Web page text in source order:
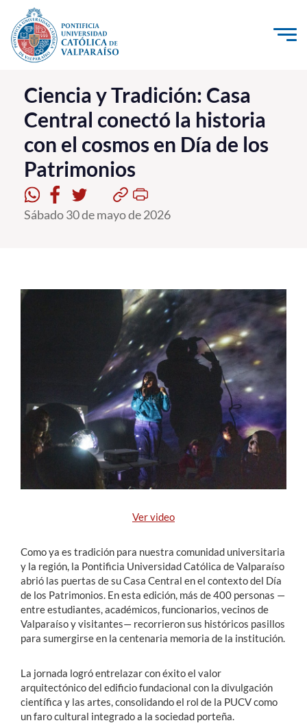
Click acá para ir directamente al contenido
La Universidad
Investigación, Creación e Innovación
PUCV Internacional
Vinculación con el Medio
Admisión
Formación Continua
Alumni
Ciencia y Tradición: Casa
Central conectó la historia
con el cosmos en Día de los
Patrimonios
Sábado 30 de mayo de 2026
Ver video
Como ya es tradición para nuestra comunidad universitaria
y la región, la Pontificia Universidad Católica de Valparaíso
abrió las puertas de su Casa Central en el contexto del Día
de los Patrimonios. En esta edición, más de 400 personas —
entre estudiantes, académicos, funcionarios, vecinos de
Valparaíso y visitantes— recorrieron sus históricos pasillos
para sumergirse en la centenaria memoria de la institución.
La jornada logró entrelazar con éxito el valor
arquitectónico del edificio fundacional con la divulgación
científica y las artes, consolidando el rol de la PUCV como
un faro cultural integrado a la sociedad porteña.